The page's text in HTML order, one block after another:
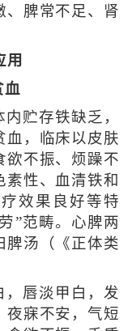
、脾常不足、肾
用
血
贮存铁缺乏，
血，临床以皮肤
欲不振、烦躁不
性、血清铁和
效果良好等特
”范畴。心脾两
脾汤（《正体类
唇淡甲白，发
夜寐不安，气短